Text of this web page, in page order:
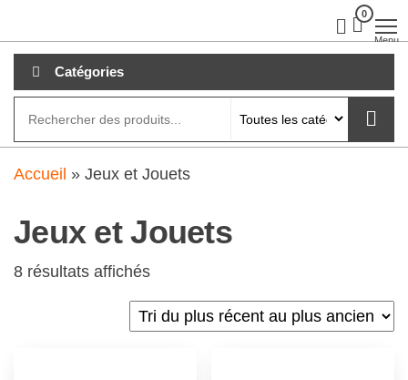
au
contenu
0
Menu
Catégories
Accueil » Jeux et Jouets
Jeux et Jouets
8 résultats affichés